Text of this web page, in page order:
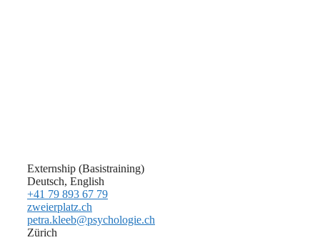
Externship (Basistraining)
Deutsch, English
+41 79 893 67 79
zweierplatz.ch
petra.kleeb@psychologie.ch
Zürich